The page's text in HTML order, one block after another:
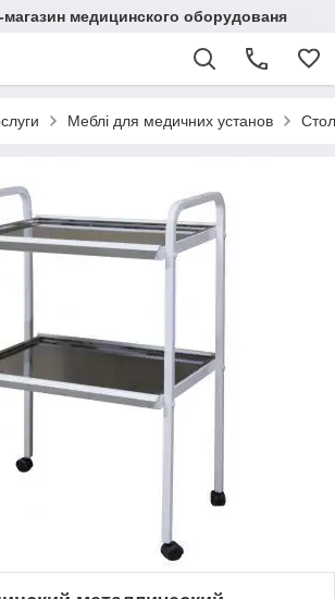
магазин медицинского оборудованя
Меблі для медичних установ